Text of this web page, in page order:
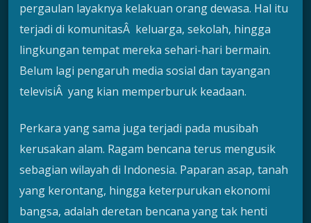
pergaulan layaknya kelakuan orang dewasa. Hal itu
terjadi di komunitasÂ keluarga, sekolah, hingga
lingkungan tempat mereka sehari-hari bermain.
Belum lagi pengaruh media sosial dan tayangan
televisiÂ yang kian memperburuk keadaan.
Perkara yang sama juga terjadi pada musibah
kerusakan alam. Ragam bencana terus mengusik
sebagian wilayah di Indonesia. Paparan asap, tanah
yang kerontang, hingga keterpurukan ekonomi
bangsa, adalah deretan bencana yang tak henti